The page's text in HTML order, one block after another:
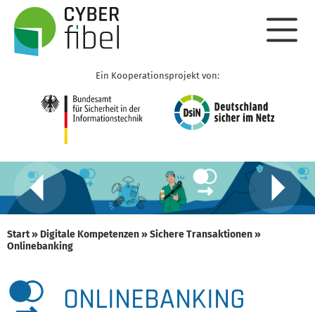
Ein Kooperationsprojekt von:
Start» Digitale Kompetenzen»Sichere Transaktionen»
Onlinebanking
ONLINEBANKING